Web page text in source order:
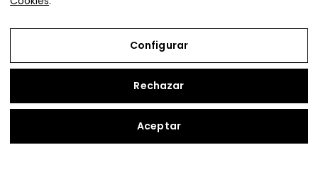
Ejea de los Caballeros (Zaragoza)
vivienda@adefo.com+34 976 67 72 72
Copyright © 2026 | Vive en Cinco Villas
Configurar
Rechazar
Aceptar